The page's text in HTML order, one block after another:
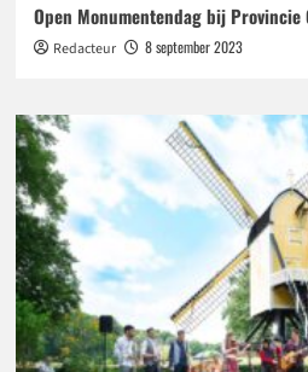
Open Monumentendag bij Provincie
Redacteur 8 september 2023